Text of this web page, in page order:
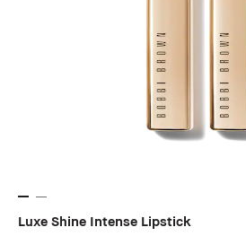
Luxe Shine Intense Lipstick